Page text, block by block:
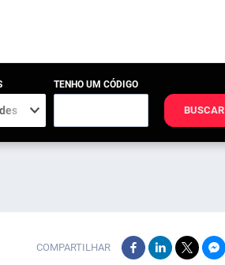
TENHO UM CÓDIGO
BUSCAR
COMPARTILHAR